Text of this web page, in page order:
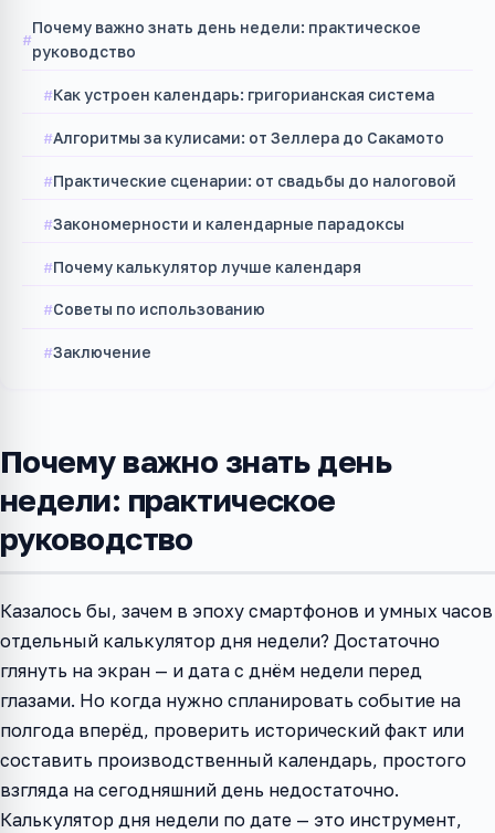
Почему важно знать день недели: практическое
руководство
Как устроен календарь: григорианская система
Алгоритмы за кулисами: от Зеллера до Сакамото
Практические сценарии: от свадьбы до налоговой
Закономерности и календарные парадоксы
Почему калькулятор лучше календаря
Советы по использованию
Заключение
Почему важно знать день
недели: практическое
руководство
Казалось бы, зачем в эпоху смартфонов и умных часов
отдельный калькулятор дня недели? Достаточно
глянуть на экран — и дата с днём недели перед
глазами. Но когда нужно спланировать событие на
полгода вперёд, проверить исторический факт или
составить производственный календарь, простого
взгляда на сегодняшний день недостаточно.
Калькулятор дня недели по дате — это инструмент,